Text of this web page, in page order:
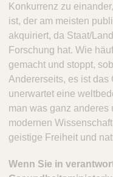
Konkurrenz zu
ist, der am meisten
akquiriert, da Staat/
Forschung hat. Wie
gemacht und stoppt,
Andererseits, es ist das
unerwartet eine
man was ganz anderes
modernen
geistige Freiheit und
Wenn Sie in